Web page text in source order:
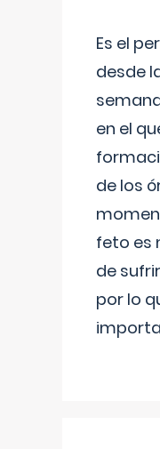
Es el
desde
en el
de los
feto es
de
por lo